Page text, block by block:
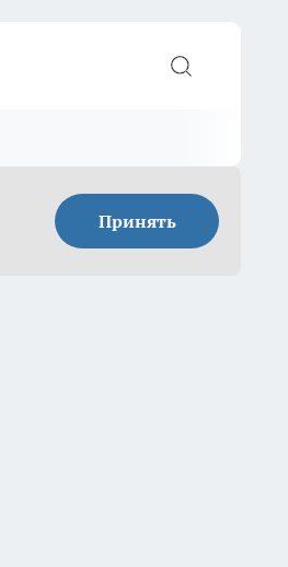
Принять